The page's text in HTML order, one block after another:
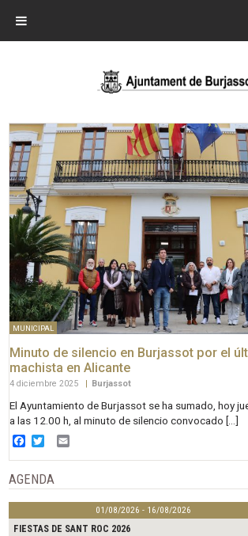
MUNICIPAL
Minuto de silencio en Burjassot por el
machista en Alicante
4 diciembre 2025 Burjassot
El Ayuntamiento de Burjassot se ha sumado, hoy
a las 12.00 h, al minuto de silencio convocado […]
Facebook
Twitter
AGENDA
01/08/2026 - 16/08/2026
FIESTAS DE SANT ROC 2026